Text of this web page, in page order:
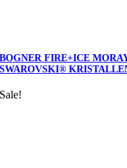
BOGNER FIRE+ICE
SWAROVSKI®
Sale!